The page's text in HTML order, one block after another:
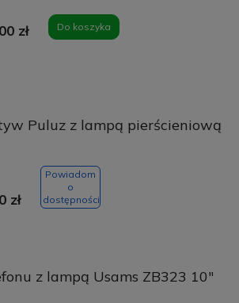
zł Do koszyka
Puluz z lampą pierścieniową
zł
Powiadom
o
dostępności
z lampą Usams ZB323 10"